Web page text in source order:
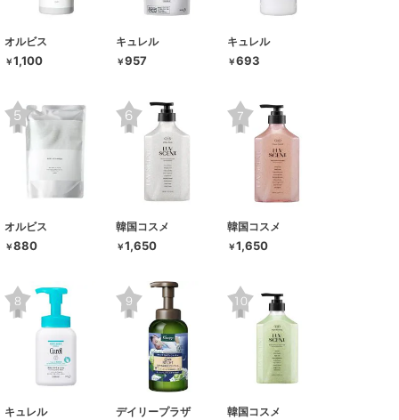
オルビス
￥1,100
キュレル
￥957
キュレル
￥693
オルビス
￥880
韓国コスメ
￥1,650
韓国コスメ
￥1,650
キュレル デイリープラザ 韓国コスメ